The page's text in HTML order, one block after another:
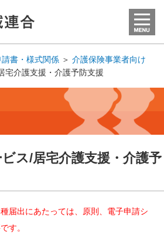
請書・様式関係 ＞ 介護保険事業者向け
宅介護支援・介護予防支援
ス/居宅介護支援・介護予
届出にあたっては、原則、電子申請シ
す。